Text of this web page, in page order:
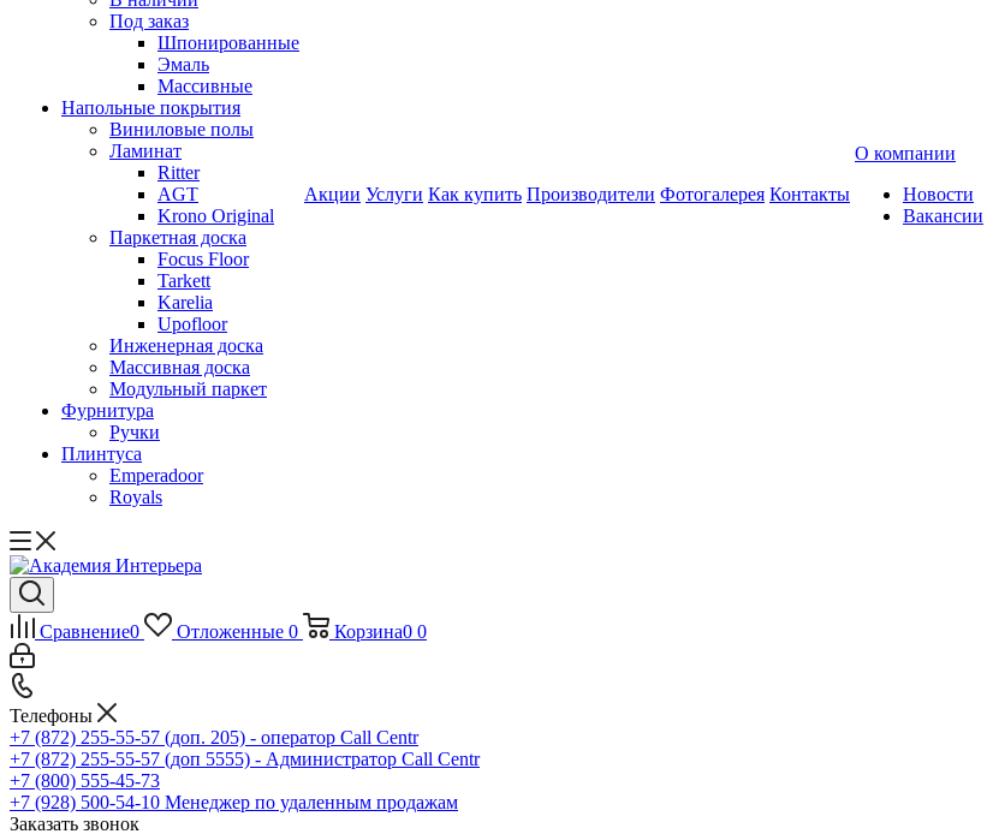
Под заказ
Шпонированные
Эмаль
Массивные
Напольные покрытия
Виниловые полы
Ламинат
Ritter
AGT
Krono Original
Паркетная доска
Focus Floor
Tarkett
Karelia
Upofloor
Инженерная доска
Массивная доска
Модульный паркет
Фурнитура
Ручки
Плинтуса
Emperadoor
Royals
Акции Услуги Как купить Производители Фотогалерея Контакты
О компании
Новости
Вакансии
Сравнение0 Отложенные 0 Корзина0 0
Телефоны
+7 (872) 255-55-57 (доп. 205) - оператор Call Centr
+7 (872) 255-55-57 (доп 5555) - Администратор Call Centr
+7 (800) 555-45-73
+7 (928) 500-54-10 Менеджер по удаленным продажам
Заказать звонок